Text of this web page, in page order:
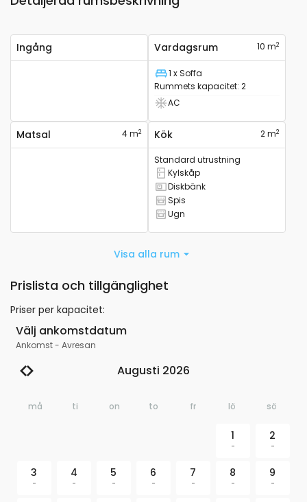
Ingång Vardagsrum 10 m2
Säng1 x Soffa
Rummets kapacitet: 2
Det finns luftkonditionering
AC
Matsal 4 m2 Kök 2 m2
Standard utrustning
Det finns ett kylskåp
Kylskåp
Det finns handfat
Diskbänk
Det finns en spis
Spis
Det finns en ugn
Ugn
Visa alla rum
Prislista och tillgänglighet
Priser per kapacitet:
Välj ankomstdatum
Ankomst- Avresan
Augusti 2026
må ti on to fr lö sö
1
-
2
-
3
-
4
-
5
-
6
-
7
-
8
-
9
-